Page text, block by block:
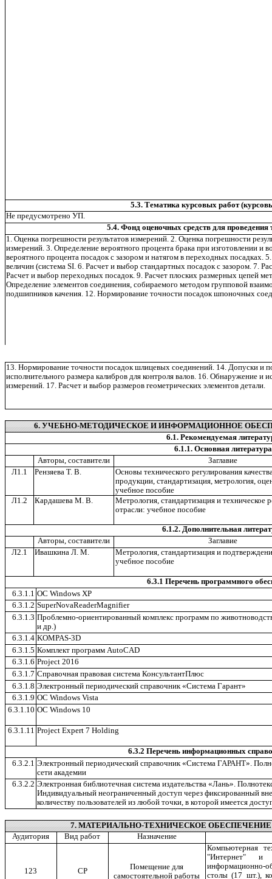
5.3. Тематика курсовых работ
Не предусмотрено УП.
1. Оценка погрешности результатов измерений. 2. Оценка погрешности
измерений. 3. Определение вероятного процента брака при изготовлении и
вероятного процента посадок с зазором и натягом в переходных
величин (система SI. 6. Расчет и выбор стандартных посадок с зазором. 7.
Расчет и выбор переходных посадок. 9. Расчет плоских размерных цепей
Определение элементов соединения, собираемого методом групповой
подшипников качения. 12. Нормирование точности посадок шпоночных
5.4. Фонд оценочных средств для проведения
13. Нормирование точности посадок шлицевых соединений. 14. Допуски и
исполнительного размера калибров для контроля валов. 16. Обнаружение и
измерений. 17. Расчет и выбор размеров геометрических элементов детали.
6. УЧЕБНО-МЕТОДИЧЕСКОЕ И ИНФОРМАЦИОННОЕ
6.1. Рекомендуемая
6.1.1. Основная литература
Авторы, составители
Заглавие
Л1.1
Рензяева Т. В.
Основы технического регулирования
продукции, стандартизация, метрология,
учебное пособие
Л1.2
Кардашева М. В.
Метрология, стандартизация и техническое
отрасли: учебное пособие
6.1.2. Дополнительная
Авторы, составители
Заглавие
Л2.1
Ивашкина Л. М.
Метрология, стандартизация и
учебное пособие
6.3.1 Перечень программного
6.3.1.1 ОС Windows XP
6.3.1.2 SuperNovaReaderMagnifier
6.3.1.3 Проблемно-ориентированный комплекс программ по
и др.)
6.3.1.4 KOMPAS-3D
6.3.1.5 Комплект программ AutoCAD
6.3.1.6 Project 2016
6.3.1.7 Справочная правовая система КонсультантПлюс
6.3.1.8 Электронный периодический справочник «Система Гарант»
6.3.1.9 ОС Windows Vista
6.3.1.10 ОС Windows 10
6.3.1.11 Project Expert 7 Holding
6.3.2 Перечень информационных
6.3.2.1 Электронный периодический справочник «Система ГАРАНТ».
сети академии
6.3.2.2 Электронная библиотечная система издательства «Лань».
Индивидуальный неограниченный доступ через фиксированный
количеству пользователей из любой точки, в которой имеется
7. МАТЕРИАЛЬНО-ТЕХНИЧЕСКОЕ
Аудитория
Назначение
Вид работ
123
Помещение для
самостоятельной работы
Компьютерная
"Интернет" и
информационно-
столы (17 шт.),
СР